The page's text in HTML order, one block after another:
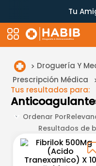
Tu
Droguería Y
Prescripción Médica
Tus resultados para:
Ordenar Por
Resultados de